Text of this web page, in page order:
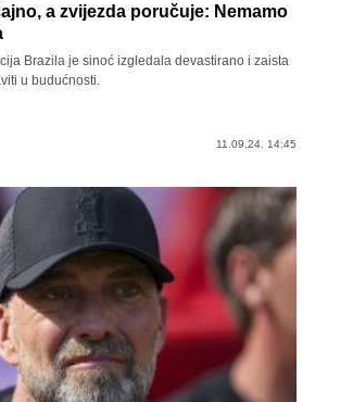
a zvijezda poručuje: Nemamo
Brazila je sinoć izgledala devastirano i zaista
u budućnosti.
11.09.24. 14:45